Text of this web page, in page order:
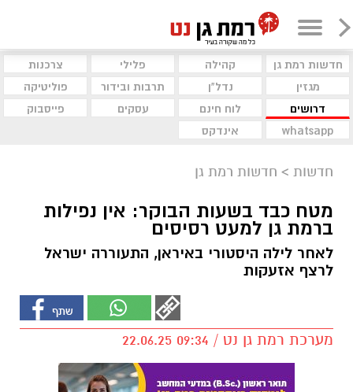
חדשות רמת גן קהילה פלילי
צרכנות
מגזין
נדל"ן תרבות ובידור
פוליטיקה
דרושים
לוח חינם עסקים
פייסבוק
whatsapp
אינדקס
חדשות > חדשות רמת גן
מטח כבד בשעות הבוקר: אין נפילות
ברמת גן למעט רסיסים
לאחר לילה היסטורי באיראן, התעוררה ישראל
לרצף אזעקות
מערכת רמת גן נט / 09:34 22.06.25